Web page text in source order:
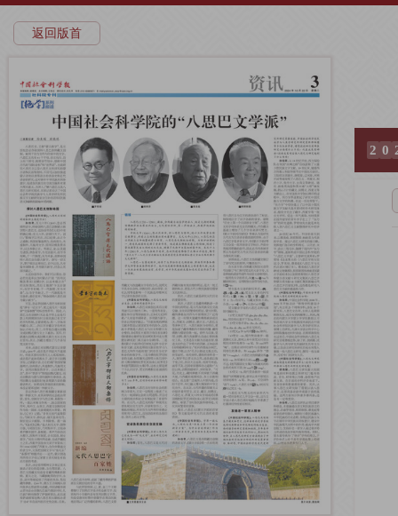
返回版首
2 0